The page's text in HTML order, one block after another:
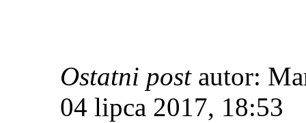
Ostatni postautor:
04 lipca 2017, 18:53